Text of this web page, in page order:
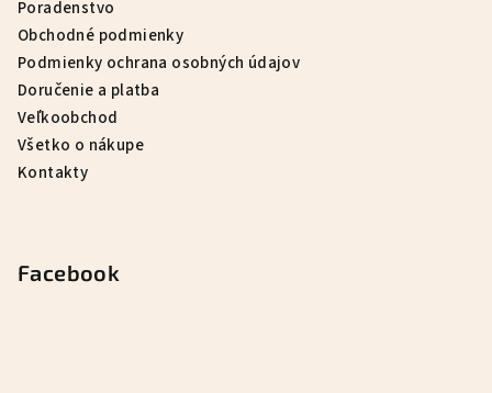
Poradenstvo
Obchodné podmienky
Podmienky ochrana osobných údajov
Doručenie a platba
Veľkoobchod
Všetko o nákupe
Kontakty
Facebook